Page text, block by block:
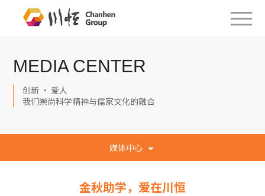
MEDIA CENTER
创新 · 爱人
我们崇尚科学精神与儒家文化的融合
媒体中心
金秋助学，爱在川恒